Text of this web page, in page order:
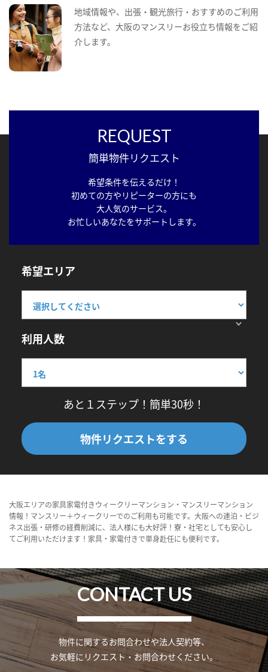
地域情報や、出張・観光旅行・おすすめのご利用
方法など、大阪のマンスリーお役立ち情報をご紹
介します。
REQUEST
簡単物件リクエスト
希望条件を伝えるだけ！
初めての方やリピーターの方にも
大人気のサービス。
お忙しいあなたをサポートします。
希望エリア
利用人数
あと１ステップ！簡単30秒！
物件リクエストをする
大阪エリアの家具家電付きウィークリーマンション・マンスリーマンション
情報！マンスリー＋ウィークリーでのご利用も可能です。大阪への連泊・ビジ
ネス出張・研修の経費削減に、法人様にも大好評！寮・社宅としても安心し
てご利用いただけます！家具・家電付きで単身赴任にも便利です。
CONTACT US
物件に関するお問合わせや法人契約等、
お気軽にリクエスト・お問合わせください。